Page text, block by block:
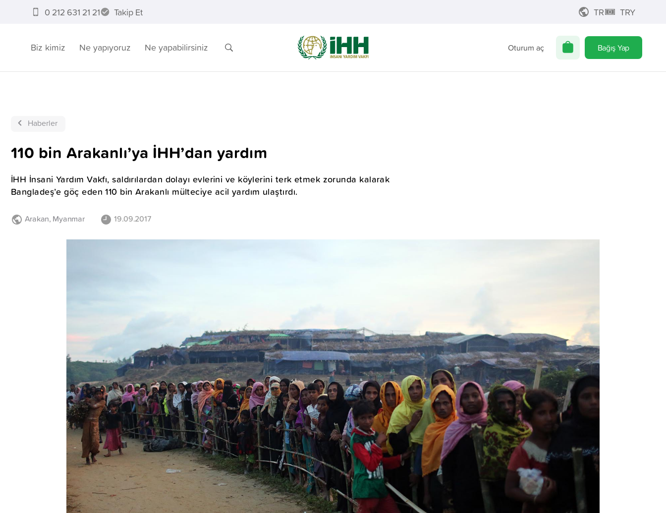
0 212 631 21 21 Takip Et TR TRY
Biz kimiz Ne yapıyoruz Ne yapabilirsiniz Oturum aç Bağış Yap
Haberler
110 bin Arakanlı’ya İHH’dan yardım
İHH İnsani Yardım Vakfı, saldırılardan dolayı evlerini ve köylerini terk etmek zorunda kalarak
Bangladeş’e göç eden 110 bin Arakanlı mülteciye acil yardım ulaştırdı.
Arakan, Myanmar 19.09.2017